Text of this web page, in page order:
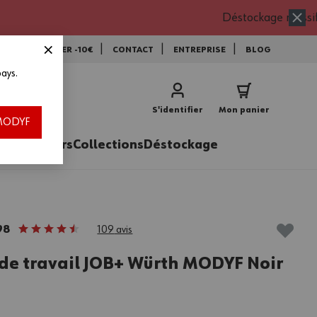
Déstockage
le code EXTRA15 * !
offres ou remises exceptionnelles en cours (déstockage, promos, frais
disponibles, jusqu’au 16/08/2026.
NEWSLETTER -10€ CONTACT ENTREPRISE BLOG
S'identifier Mon panier
MétiersCollections Déstockage
109 avis
travail JOB+ Würth MODYF Noir